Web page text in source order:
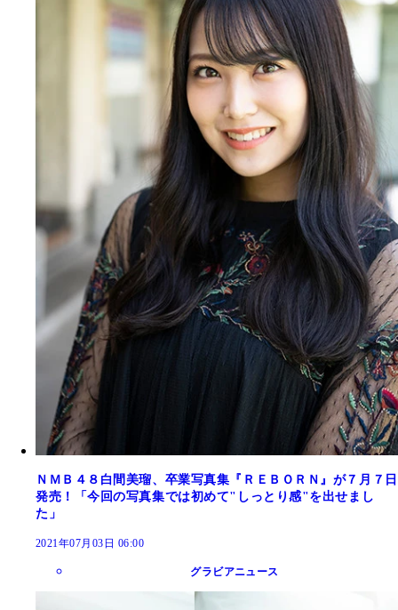
ＮＭＢ４８白間美瑠、卒業写真集『ＲＥＢＯＲＮ』が７月７日
発売！「今回の写真集では初めて"しっとり感"を出せまし
た」
2021年07月03日 06:00
グラビアニュース